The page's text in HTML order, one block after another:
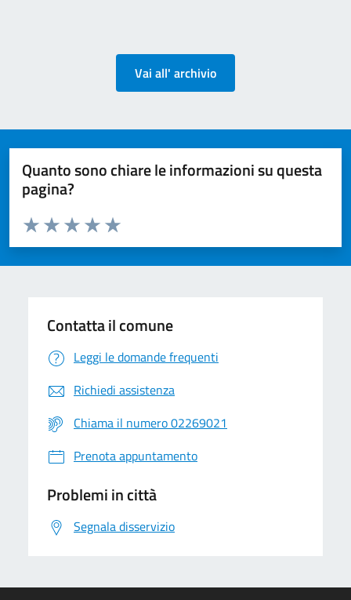
Vai all' archivio
Quanto sono chiare le informazioni su questa
pagina?
Valuta da 1 a 5 stelle la pagina
Valuta 5 stelle su 5
Valuta 4 stelle su 5
Valuta 3 stelle su 5
Valuta 2 stelle su 5
Valuta 1 stelle su 5
Contatta il comune
Leggi le domande frequenti
Richiedi assistenza
Chiama il numero 02269021
Prenota appuntamento
Problemi in città
Segnala disservizio